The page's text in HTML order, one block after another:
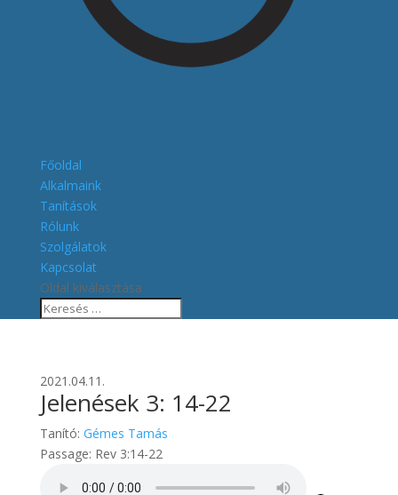
Főoldal
Alkalmaink
Tanítások
Rólunk
Szolgálatok
Kapcsolat
Oldal kiválasztása
2021.04.11.
Jelenések 3: 14-22
Tanító: Gémes Tamás
Passage: Rev 3:14-22